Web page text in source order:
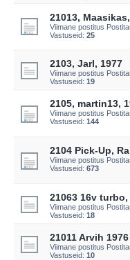
21013,
Viimane postitus
Vastuseid: 25
2103, Jarl, 1977
Viimane postitus
Vastuseid: 19
2105, martin13,
Viimane postitus
Vastuseid: 144
2104 Pick-Up,
Viimane postitus
Vastuseid: 673
21063 16v
Viimane postitus
Vastuseid: 18
21011 Arvih 1976
Viimane postitus
Vastuseid: 10